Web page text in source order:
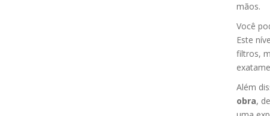
mãos.
Você
Este
filtros,
Além
obra,